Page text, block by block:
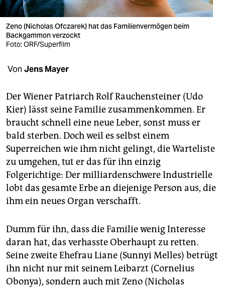
verlag
verlag
shop
fragen & hilfe
unterstützen
abo
genossenschaft
epaper login
Zeno (Nicholas Ofczarek) hat das Familienvermögen beim
Backgammon verzockt
Foto: ORF/Superfilm
Von Jens Mayer
Der Wiener Patriarch Rolf Rauchensteiner (Udo
Kier) lässt seine Familie zusammenkommen. Er
braucht schnell eine neue Leber, sonst muss er
bald sterben. Doch weil es selbst einem
Superreichen wie ihm nicht gelingt, die Warteliste
zu umgehen, tut er das für ihn einzig
Folgerichtige: Der milliardenschwere Industrielle
lobt das gesamte Erbe an diejenige Person aus, die
ihm ein neues Organ verschafft.
Dumm für ihn, dass die Familie wenig Interesse
daran hat, das verhasste Oberhaupt zu retten.
Seine zweite Ehefrau Liane (Sunnyi Melles) betrügt
ihn nicht nur mit seinem Leibarzt (Cornelius
Obonya), sondern auch mit Zeno (Nicholas